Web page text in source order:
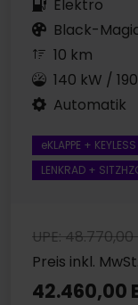
Elektro
Black-
10 km
140 kW /
Automatik
eKLAPPE + KEYLESS
LENKRAD +
UPE: 48.770,00
Preis inkl. MwSt.
42.460,00